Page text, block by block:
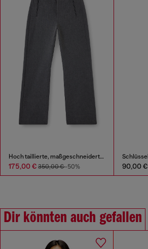
Hoch taillierte, maßgeschneiderte Hose
175,00 € 350,00 €-50% 90,00 €
Dir könnten auch gefallen